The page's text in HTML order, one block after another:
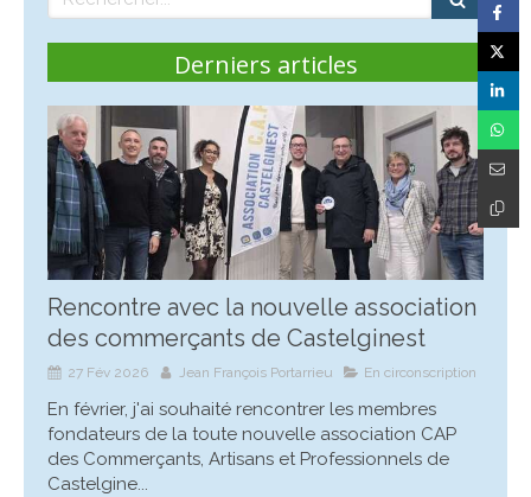
Derniers articles
Rencontre avec la nouvelle association
des commerçants de Castelginest
27 Fév 2026 Jean François Portarrieu En circonscription
En février, j'ai souhaité rencontrer les membres
fondateurs de la toute nouvelle association CAP
des Commerçants, Artisans et Professionnels de
Castelgine...